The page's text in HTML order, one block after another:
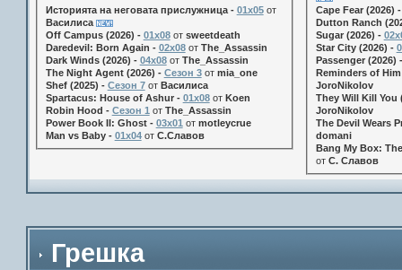
Историята на неговата прислужница - 01х05от
Василиса
Off Campus (2026) - 01x08от sweetdeath
Daredevil: Born Again - 02x08от The_Assassin
Dark Winds (2026) - 04x08от The_Assassin
The Night Agent (2026) - Сезон 3от mia_one
Shef (2025) - Сезон 7от Василиса
Spartacus: House of Ashur - 01x08от Koen
Robin Hood - Сезон 1 от The_Assassin
Power Book II: Ghost - 03x01 от motleycrue
Man vs Baby - 01x04от С.Славов
Cape Fear (2026)
Dutton Ranch
Sugar (2026) -
Star City (2026) -
Passenger (2026)
Reminders of
JoroNikolov
They Will Kill You
JoroNikolov
The Devil Wears
domani
Bang My Box:
от С. Славов
Грешка